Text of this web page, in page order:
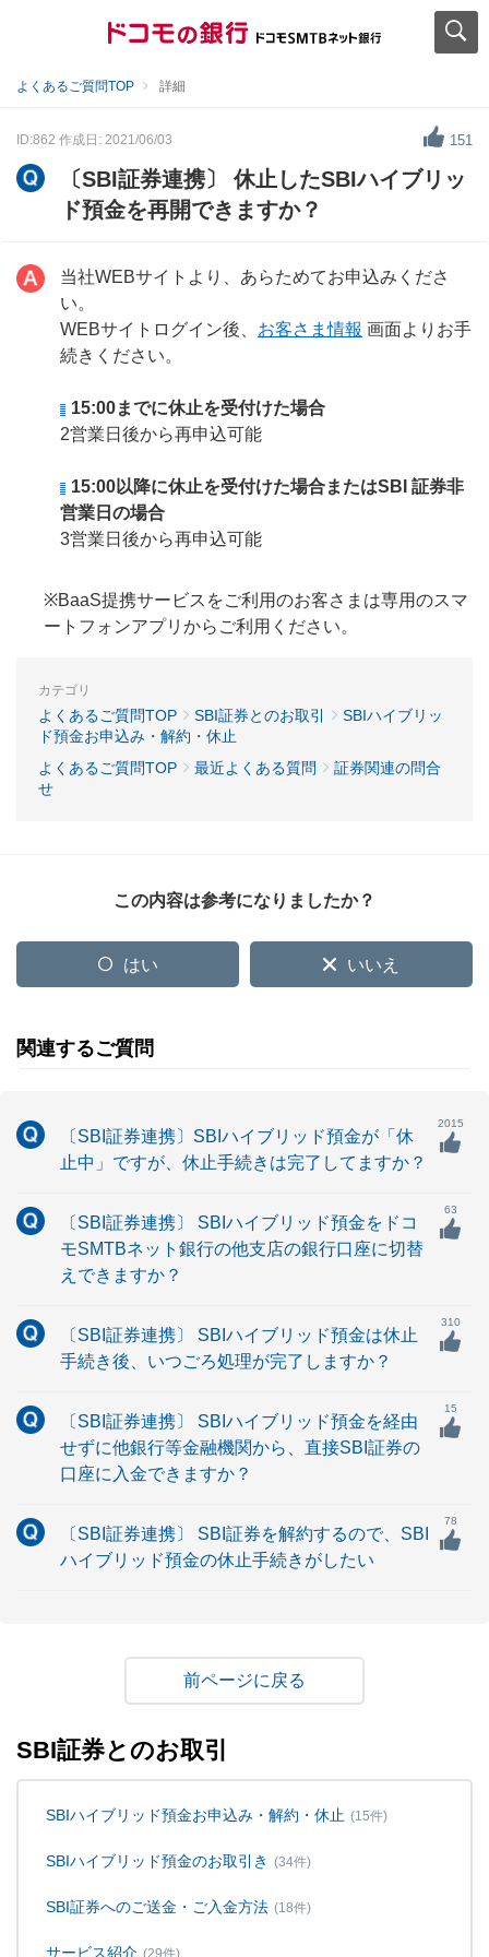
よくあるご質問TOP 詳細
ID:862 作成日: 2021/06/03 151
〔SBI証券連携〕 休止したSBIハイブリッ
ド預金を再開できますか？
当社WEBサイトより、あらためてお申込みくださ
い。
WEBサイトログイン後、 お客さま情報 画面よりお手
続きください。
15:00までに休止を受付けた場合
2営業日後から再申込可能
15:00以降に休止を受付けた場合またはSBI 証券非
営業日の場合
3営業日後から再申込可能
※BaaS提携サービスをご利用のお客さまは専用のスマ
ートフォンアプリからご利用ください。
カテゴリ
よくあるご質問TOP SBI証券とのお取引
SBIハイブリッ
ド預金お申込み・解約・休止
よくあるご質問TOP
最近よくある質問
証券関連の問合
せ
この内容は参考になりましたか？
はい いいえ
関連するご質問
〔SBI証券連携〕SBIハイブリッド預金が「休
止中」ですが、休止手続きは完了してますか？
2015
〔SBI証券連携〕 SBIハイブリッド預金をドコ
モSMTBネット銀行の他支店の銀行口座に切替
えできますか？
63
〔SBI証券連携〕 SBIハイブリッド預金は休止
手続き後、いつごろ処理が完了しますか？
310
〔SBI証券連携〕 SBIハイブリッド預金を経由
せずに他銀行等金融機関から、直接SBI証券の
口座に入金できますか？
15
〔SBI証券連携〕 SBI証券を解約するので、SBI
ハイブリッド預金の休止手続きがしたい
78
戻る
SBI証券とのお取引
SBIハイブリッド預金お申込み・解約・休止 (15件)
SBIハイブリッド預金のお取引き (34件)
SBI証券へのご送金・ご入金方法 (18件)
サービス紹介 (29件)